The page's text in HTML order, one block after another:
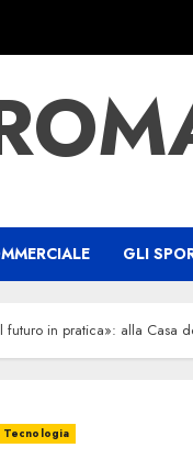
GLI
futuro in pratica»: alla Casa
Tecnologia